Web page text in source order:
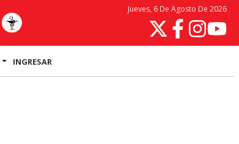
Jueves, 6 De Agosto De 2026
INGRESAR